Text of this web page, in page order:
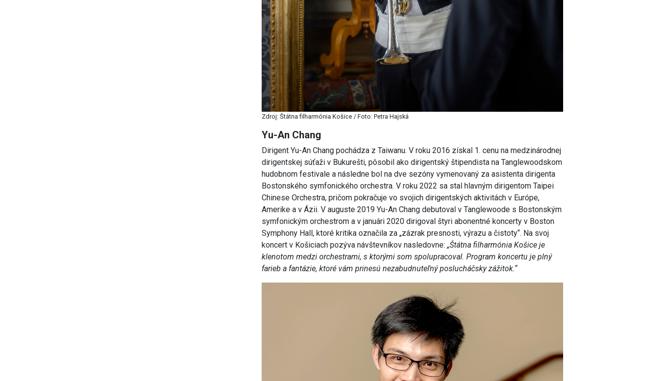
Zdroj: Štátna filharmónia Košice / Foto: Petra Hajská
Yu-An Chang
Dirigent Yu-An Chang pochádza z Taiwanu. V roku 2016 získal 1. cenu na medzinárodnej
dirigentskej súťaži v Bukurešti, pôsobil ako dirigentský štipendista na Tanglewoodskom
hudobnom festivale a následne bol na dve sezóny vymenovaný za asistenta dirigenta
Bostonského symfonického orchestra. V roku 2022 sa stal hlavným dirigentom Taipei
Chinese Orchestra, pričom pokračuje vo svojich dirigentských aktivitách v Európe,
Amerike a v Ázii. V auguste 2019 Yu-An Chang debutoval v Tanglewoode s Bostonským
symfonickým orchestrom a v januári 2020 dirigoval štyri abonentné koncerty v Boston
Symphony Hall, ktoré kritika označila za „zázrak presnosti, výrazu a čistoty“. Na svoj
koncert v Košiciach pozýva návštevníkov nasledovne:„Štátna filharmónia Košice je
klenotom medzi orchestrami, s ktorými som spolupracoval. Program koncertu je plný
farieb a fantázie, ktoré vám prinesú nezabudnuteľný poslucháčsky zážitok.“